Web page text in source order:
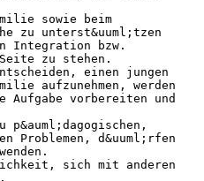
sowie beim
zu unterst&uuml;tzen
Integration bzw.
zu stehen.
einen jungen
aufzunehmen, werden
Aufgabe vorbereiten und
Problemen, d&uuml;rfen
sich mit anderen